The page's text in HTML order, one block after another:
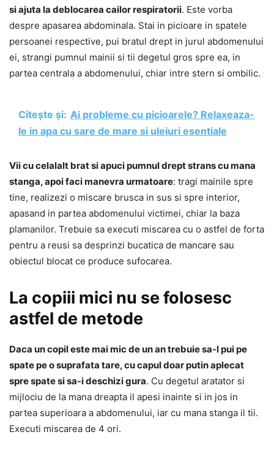
si ajuta la deblocarea cailor respiratorii. Este vorba
despre apasarea abdominala. Stai in picioare in spatele
persoanei respective, pui bratul drept in jurul abdomenului
ei, strangi pumnul mainii si tii degetul gros spre ea, in
partea centrala a abdomenului, chiar intre stern si ombilic.
Citește și: Ai probleme cu picioarele? Relaxeaza-
le in apa cu sare de mare si uleiuri esentiale
Vii cu celalalt brat si apuci pumnul drept strans cu mana
stanga, apoi faci manevra urmatoare: tragi mainile spre
tine, realizezi o miscare brusca in sus si spre interior,
apasand in partea abdomenului victimei, chiar la baza
plamanilor. Trebuie sa executi miscarea cu o astfel de forta
pentru a reusi sa desprinzi bucatica de mancare sau
obiectul blocat ce produce sufocarea.
La copiii mici nu se folosesc
astfel de metode
Daca un copil este mai mic de un an trebuie sa-l pui pe
spate pe o suprafata tare, cu capul doar putin aplecat
spre spate si sa-i deschizi gura. Cu degetul aratator si
mijlociu de la mana dreapta il apesi inainte si in jos in
partea superioara a abdomenului, iar cu mana stanga il tii.
Executi miscarea de 4 ori.